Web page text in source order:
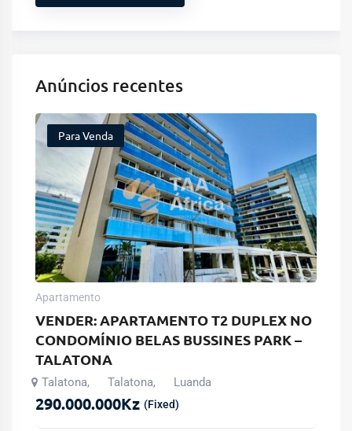
Anúncios recentes
Para Venda
Apartamento
VENDER: APARTAMENTO T2 DUPLEX NO
CONDOMÍNIO BELAS BUSSINES PARK –
TALATONA
Talatona, Talatona, Luanda
290.000.000Kz (Fixed)